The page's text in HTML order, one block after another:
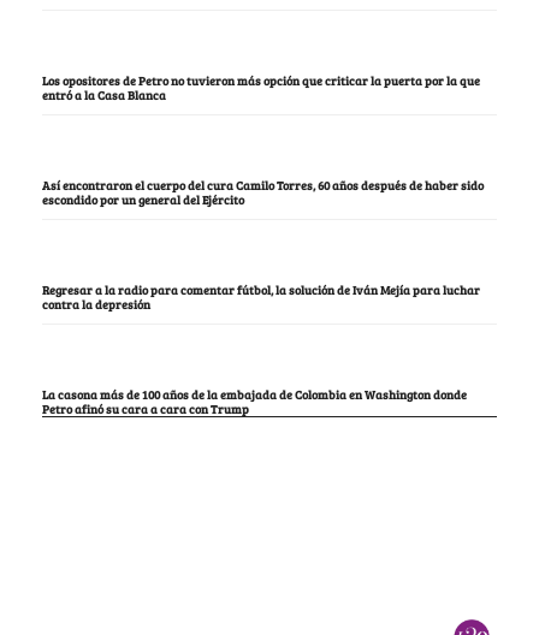
Los opositores de Petro no tuvieron más opción que criticar la puerta por la que
entró a la Casa Blanca
Así encontraron el cuerpo del cura Camilo Torres, 60 años después de haber sido
escondido por un general del Ejército
Regresar a la radio para comentar fútbol, la solución de Iván Mejía para luchar
contra la depresión
La casona más de 100 años de la embajada de Colombia en Washington donde
Petro afinó su cara a cara con Trump